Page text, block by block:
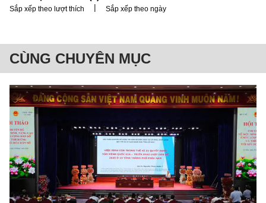
Sắp xếp theo lượt thích | Sắp xếp theo ngày
CÙNG CHUYÊN MỤC